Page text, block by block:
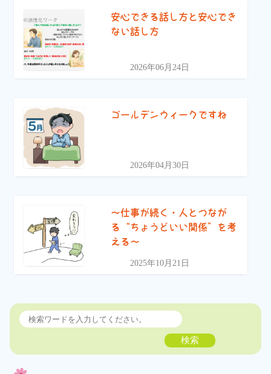
安心できる話し方と安心でき
ない話し方
2026年06月24日
ゴールデンウィークですね
2026年04月30日
〜仕事が続く・人とつなが
る“ちょうどいい関係”を考
える〜
2025年10月21日
検索